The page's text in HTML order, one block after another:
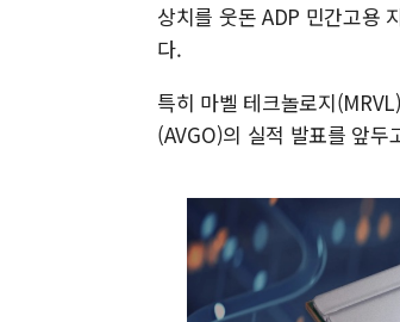
상치를 웃돈 ADP 민간고용
다.
특히 마벨 테크놀로지
(AVGO)의 실적 발표를 앞